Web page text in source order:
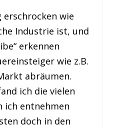
wie
Industrie ist, und
erkennen
wie z.B.
abräumen.
ich die vielen
ich entnehmen
doch in den